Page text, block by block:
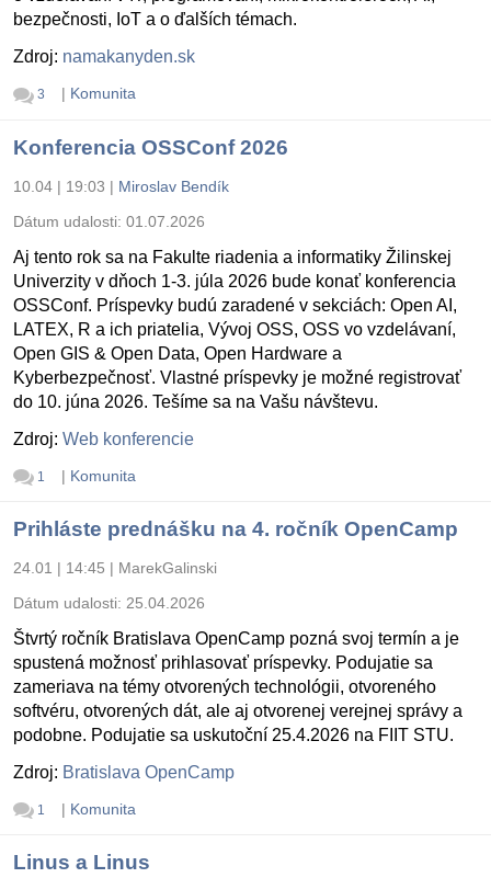
bezpečnosti, IoT a o ďalších témach.
Zdroj: namakanyden.sk
3 | Komunita
Konferencia OSSConf 2026
10.04 | 19:03 | Miroslav Bendík
Dátum udalosti: 01.07.2026
Aj tento rok sa na Fakulte riadenia a informatiky Žilinskej
Univerzity v dňoch 1-3. júla 2026 bude konať konferencia
OSSConf. Príspevky budú zaradené v sekciách: Open AI,
LATEX, R a ich priatelia, Vývoj OSS, OSS vo vzdelávaní,
Open GIS & Open Data, Open Hardware a
Kyberbezpečnosť. Vlastné príspevky je možné registrovať
do 10. júna 2026. Tešíme sa na Vašu návštevu.
Zdroj: Web konferencie
1 | Komunita
Prihláste prednášku na 4. ročník OpenCamp
24.01 | 14:45 | MarekGalinski
Dátum udalosti: 25.04.2026
Štvrtý ročník Bratislava OpenCamp pozná svoj termín a je
spustená možnosť prihlasovať príspevky. Podujatie sa
zameriava na témy otvorených technológii, otvoreného
softvéru, otvorených dát, ale aj otvorenej verejnej správy a
podobne. Podujatie sa uskutoční 25.4.2026 na FIIT STU.
Zdroj: Bratislava OpenCamp
1 | Komunita
Linus a Linus